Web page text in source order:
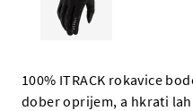
100% ITRACK rokavice
dober oprijem, a hkrati